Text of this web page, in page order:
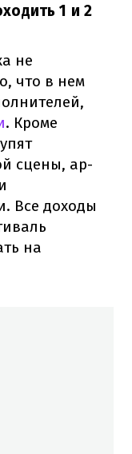
1 и 2
не
что в нем
. Кроме
сцены, ар-
Все доходы
на